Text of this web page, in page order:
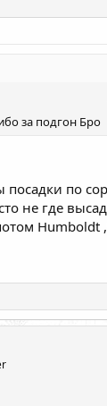
за подгон Бро
по
не где
Humboldt